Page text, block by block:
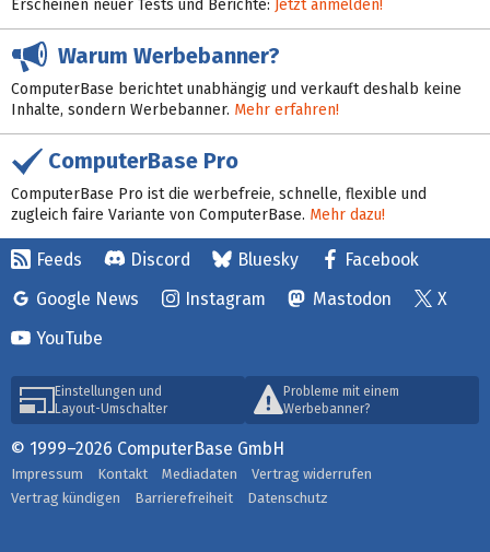
Erscheinen neuer Tests und Berichte: Jetzt anmelden!
Warum Werbebanner?
ComputerBase berichtet unabhängig und verkauft deshalb keine
Inhalte, sondern Werbebanner. Mehr erfahren!
ComputerBase Pro
ComputerBase Pro ist die werbefreie, schnelle, flexible und
zugleich faire Variante von ComputerBase. Mehr dazu!
Feeds Discord Bluesky
Facebook
Google News
Instagram Mastodon
X
YouTube
Einstellungen und
Layout-Umschalter
Probleme mit einem
Werbebanner?
© 1999–2026 ComputerBase GmbH
Impressum Kontakt Mediadaten
Vertrag widerrufen
Vertrag kündigen
Barrierefreiheit Datenschutz